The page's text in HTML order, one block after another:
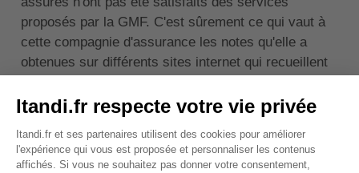
proposés par la GMF. C'est sûrement ce qui vaut à
cette compagnie d'assurance les notes qu'elle a
obtenues sur différents sites internet qui recueillent
sur 5
recueillis